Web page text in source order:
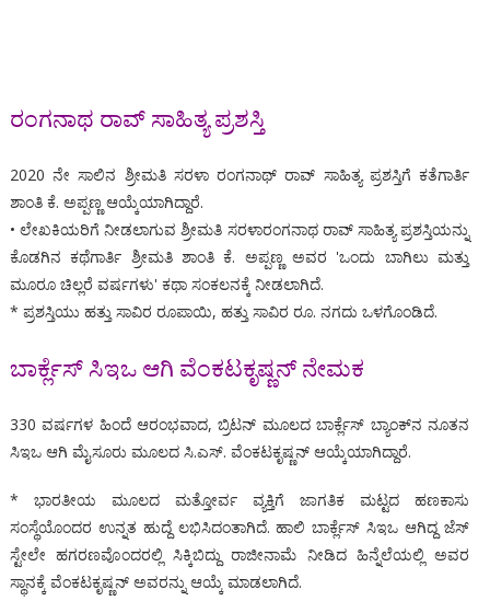
ರಂಗನಾಥ ರಾವ್ ಸಾಹಿತ್ಯ ಪ್ರಶಸ್ತಿ
2020 ನೇ ಸಾಲಿನ ಶ್ರೀಮತಿ ಸರಳಾ ರಂಗನಾಥ್ ರಾವ್ ಸಾಹಿತ್ಯ ಪ್ರಶಸ್ತಿಗೆ ಕತೆಗಾರ್ತಿ
ಶಾಂತಿ ಕೆ. ಅಪ್ಪಣ್ಣ ಆಯ್ಕೆಯಾಗಿದ್ದಾರೆ.
• ಲೇಖಕಿಯರಿಗೆ ನೀಡಲಾಗುವ ಶ್ರೀಮತಿ ಸರಳಾರಂಗನಾಥ ರಾವ್ ಸಾಹಿತ್ಯ ಪ್ರಶಸ್ತಿಯನ್ನು
ಕೊಡಗಿನ ಕಥೆಗಾರ್ತಿ ಶ್ರೀಮತಿ ಶಾಂತಿ ಕೆ. ಅಪ್ಪಣ್ಣ ಅವರ 'ಒಂದು ಬಾಗಿಲು ಮತ್ತು
ಮೂರೂ ಚಿಲ್ಲರೆ ವರ್ಷಗಳು' ಕಥಾ ಸಂಕಲನಕ್ಕೆ ನೀಡಲಾಗಿದೆ.
* ಪ್ರಶಸ್ತಿಯು ಹತ್ತು ಸಾವಿರ ರೂಪಾಯಿ, ಹತ್ತು ಸಾವಿರ ರೂ. ನಗದು ಒಳಗೊಂಡಿದೆ.
ಬಾರ್ಕ್ಲೆಸ್ ಸಿಇಒ ಆಗಿ ವೆಂಕಟಕೃಷ್ಣನ್ ನೇಮಕ
330 ವರ್ಷಗಳ ಹಿಂದೆ ಆರಂಭವಾದ, ಬ್ರಿಟನ್ ಮೂಲದ ಬಾರ್ಕ್ಲೆಸ್ ಬ್ಯಾಂಕ್‌ನ ನೂತನ
ಸಿಇಒ ಆಗಿ ಮೈಸೂರು ಮೂಲದ ಸಿ.ಎಸ್. ವೆಂಕಟಕೃಷ್ಣನ್ ಆಯ್ಕೆಯಾಗಿದ್ದಾರೆ.
* ಭಾರತೀಯ ಮೂಲದ ಮತ್ತೋರ್ವ ವ್ಯಕ್ತಿಗೆ ಜಾಗತಿಕ ಮಟ್ಟದ ಹಣಕಾಸು
ಸಂಸ್ಥೆಯೊಂದರ ಉನ್ನತ ಹುದ್ದೆ ಲಭಿಸಿದಂತಾಗಿದೆ. ಹಾಲಿ ಬಾರ್ಕ್ಲೆಸ್ ಸಿಇಒ ಆಗಿದ್ದ ಜೆಸ್
ಸ್ಟೇಲೇ ಹಗರಣವೊಂದರಲ್ಲಿ ಸಿಕ್ಕಿಬಿದ್ದು ರಾಜೀನಾಮೆ ನೀಡಿದ ಹಿನ್ನೆಲೆಯಲ್ಲಿ ಅವರ
ಸ್ಥಾನಕ್ಕೆ ವೆಂಕಟಕೃಷ್ಣನ್ ಅವರನ್ನು ಆಯ್ಕೆ ಮಾಡಲಾಗಿದೆ.